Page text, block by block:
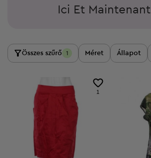
Ici Et Maintenant
Összes szűrő 1 Méret Állapot
1